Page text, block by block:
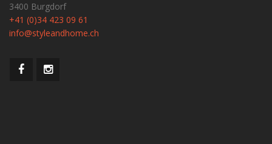
3400 Burgdorf
+41 (0)34 423 09 61
info@styleandhome.ch